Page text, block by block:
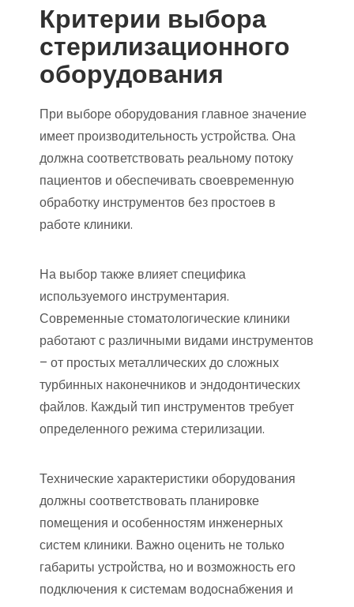
Критерии выбора
стерилизационного
оборудования
При выборе оборудования главное значение
имеет производительность устройства. Она
должна соответствовать реальному потоку
пациентов и обеспечивать своевременную
обработку инструментов без простоев в
работе клиники.
На выбор также влияет специфика
используемого инструментария.
Современные стоматологические клиники
работают с различными видами инструментов
– от простых металлических до сложных
турбинных наконечников и эндодонтических
файлов. Каждый тип инструментов требует
определенного режима стерилизации.
Технические характеристики оборудования
должны соответствовать планировке
помещения и особенностям инженерных
систем клиники. Важно оценить не только
габариты устройства, но и возможность его
подключения к системам водоснабжения и